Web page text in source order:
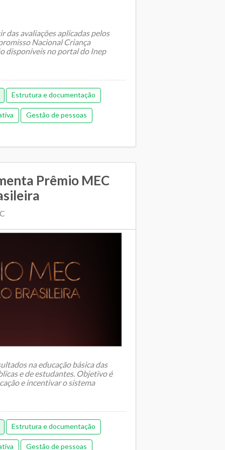
das avaliações aplicadas pelos
Nacional Criança
disponíveis no portal do Inep
Estrutura e documentação
Gestão de pessoas
Plano Municipal de Educação
Relacionamento entre SME e escolas
escolar
Prêmio MEC
na educação básica das
e de estudantes. Objetivo é
e incentivar o sistema
Estrutura e documentação
Gestão de pessoas